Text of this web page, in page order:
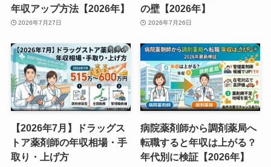
年収アップ方法【2026年】
2026年7月27日
の壁【2026年】
2026年7月26日
【2026年7月】ドラッグス
トア薬剤師の年収相場・手
取り・上げ方
病院薬剤師から調剤薬局へ
転職すると年収は上がる？
年代別に検証【2026年】